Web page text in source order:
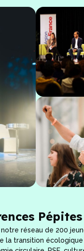
Pépites
réseau de 200
la transition